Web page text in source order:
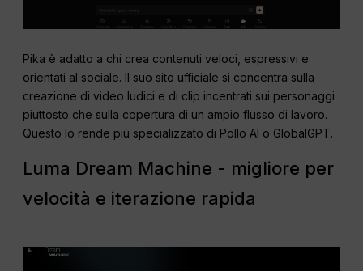
Pika è adatto a chi crea contenuti veloci, espressivi e
orientati al sociale. Il suo sito ufficiale si concentra sulla
creazione di video ludici e di clip incentrati sui personaggi
piuttosto che sulla copertura di un ampio flusso di lavoro.
Questo lo rende più specializzato di Pollo AI o GlobalGPT.
Luma Dream Machine - migliore per
velocità e iterazione rapida